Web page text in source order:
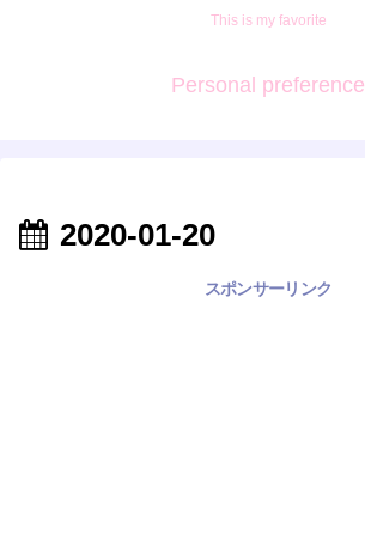
This is my favorite
Personal preference
2020-01-20
スポンサーリンク